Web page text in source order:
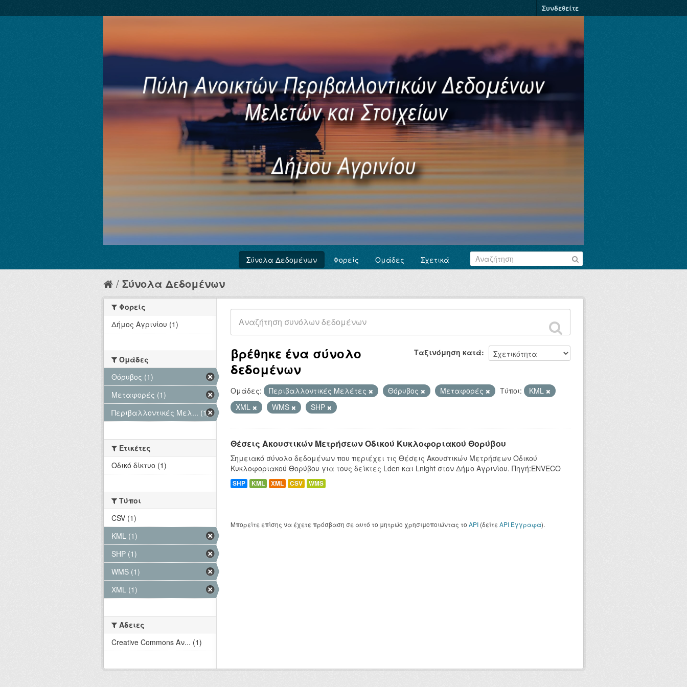
Συνδεθείτε
Σύνολα Δεδομένων Φορείς Ομάδες Σχετικά
Σύνολα Δεδομένων
Ταξινόμηση κατά
βρέθηκε ένα σύνολο
δεδομένων
Ομάδες: Περιβαλλοντικές Μελέτες Θόρυβος Μεταφορές Τύποι:
KML
XML
WMS SHP
Θέσεις Ακουστικών Μετρήσεων Οδικού Κυκλοφοριακού Θορύβου
Σημειακό σύνολο δεδομένων που περιέχει τις Θέσεις Ακουστικών Μετρήσεων Οδικού
Κυκλοφοριακού Θορύβου για τους δείκτες Lden και Lnight στον Δήμο Αγρινίου. Πηγή:ENVECO
SHP KML XML CSV WMS
Μπορείτε επίσης να έχετε πρόσβαση σε αυτό το μητρώο χρησιμοποιώντας το API (δείτε API Έγγραφα).
Φορείς
Δήμος Αγρινίου (1)
Ομάδες
Θόρυβος (1)
Μεταφορές (1)
Περιβαλλοντικές Μελ... (1)
Ετικέτες
Οδικό δίκτυο (1)
Τύποι
CSV (1)
KML (1)
SHP (1)
WMS (1)
XML (1)
Άδειες
Creative Commons Αν... (1)